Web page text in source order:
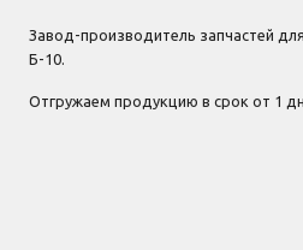
Завод-производитель запчастей
Б-10.
Отгружаем продукцию в срок от 1